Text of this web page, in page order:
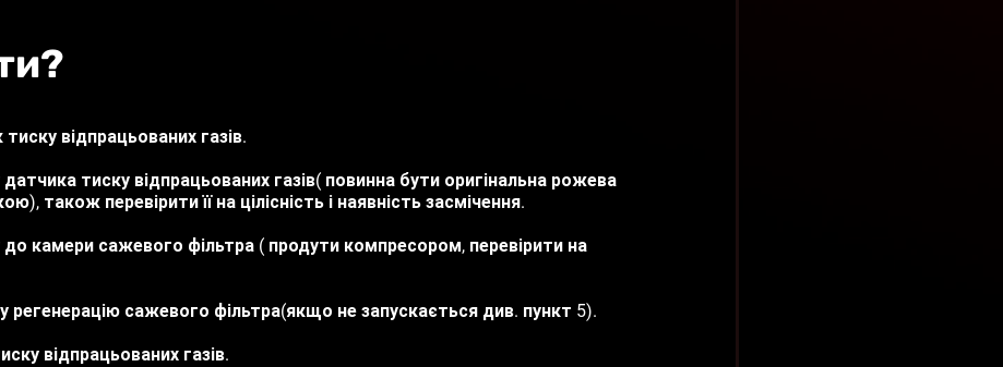
відпрацьованих газів.
тиску відпрацьованих газів( повинна бути оригінальна рожева
також перевірити її на цілісність і наявність засмічення.
до камери сажевого фільтра ( продути компресором, перевірити на
регенерацію сажевого фільтра(якщо не запускається див. пункт 5).
відпрацьованих газів.